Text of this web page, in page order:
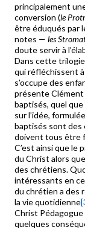
principalement
conversion (le
être éduqués par
notes — les
doute servir à
Dans cette
qui réfléchissent
s’occupe des
présente
baptisés, quel
sur l’idée,
baptisés sont des
doivent tous être
C’est ainsi que le
du Christ alors
des chrétiens.
intéressants en
du chrétien a des
la vie quotidienne
Christ Pédagogue
quelques